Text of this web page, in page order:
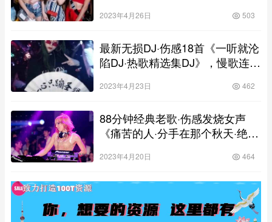
碟DJ
2023年4月26日 503
最新无损DJ·伤感18首《一听就沦
陷DJ·热歌精选集DJ》，慢歌连版
2023年4月23日 462
88分钟经典老歌·伤感发烧女声
《痛苦的人·分手在那个秋天·绝口
慢歌连版高清靓碟
2023年4月20日 464